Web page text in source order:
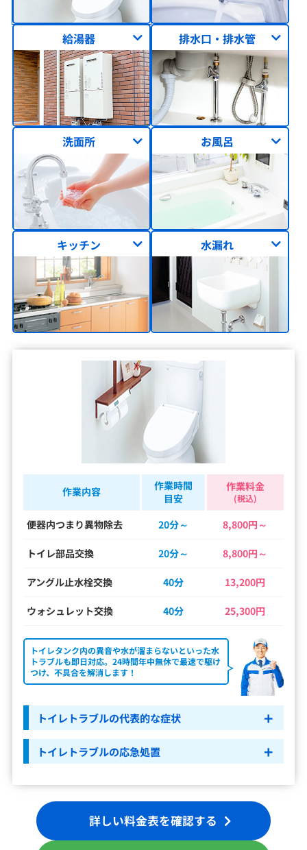
給湯器 排水口・排水管
洗面所 お風呂
キッチン 水漏れ
作業内容
作業時間
目安
作業料金
(税込)
便器内つまり異物除去 20分～ 8,800円～
トイレ部品交換 20分～ 8,800円～
アングル止水栓交換 40分 13,200円
ウォシュレット交換 40分 25,300円
トイレタンク内の異音や水が溜まらないといった水
トラブルも即日対応。24時間年中無休で最速で駆け
つけ、不具合を解消します！
トイレトラブルの代表的な症状
トイレトラブルの応急処置
詳しい料金表を確認する